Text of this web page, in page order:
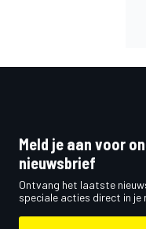
Meld je aan voor
nieuwsbrief
Ontvang het laatste
speciale acties direct in je